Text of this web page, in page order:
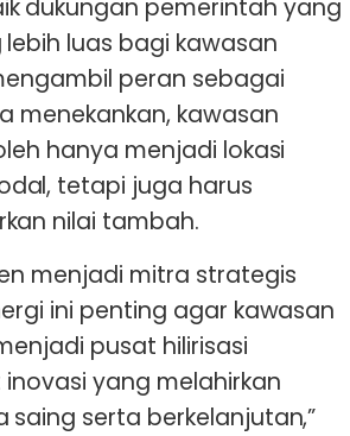
dukungan pemerintah yang
luas bagi kawasan
peran sebagai
menekankan, kawasan
hanya menjadi lokasi
tetapi juga harus
nilai tambah.
menjadi mitra strategis
ini penting agar kawasan
pusat hilirisasi
yang melahirkan
saing serta berkelanjutan,”